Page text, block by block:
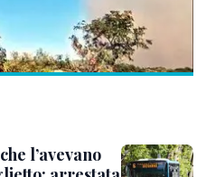
l’avevano